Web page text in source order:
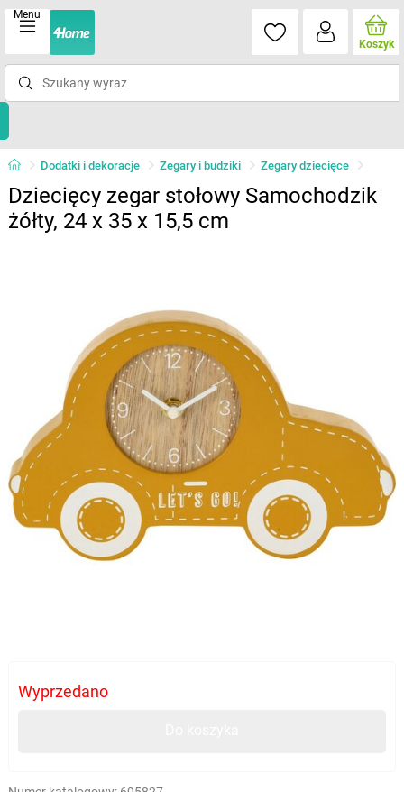
Menu
Koszyk
Dodatki i dekoracje Zegary i budziki Zegary dziecięce
Dziecięcy zegar stołowy Samochodzik
żółty, 24 x 35 x 15,5 cm
Wyprzedano